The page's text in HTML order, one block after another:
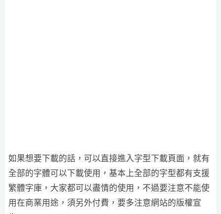
如果想要下載的話，可以直接進入字型下載頁面，就有
全部的字體可以下載使用，基本上全部的字型都有支援
繁體字庫，大家都可以盡情的使用，不過要注意不能使
用在商業用途，須另外付費，要多注意網站的版權宣